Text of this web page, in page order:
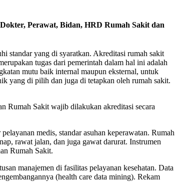
Perawat, Bidan, HRD Rumah Sakit dan
standar yang di syaratkan. Akreditasi rumah sakit
tugas dari pemerintah dalam hal ini adalah
mutu baik internal maupun eksternal, untuk
yang di pilih dan juga di tetapkan oleh rumah sakit.
Rumah Sakit wajib dilakukan akreditasi secara
medis, standar asuhan keperawatan. Rumah
rawat jalan, dan juga gawat darurat. Instrumen
Rumah Sakit.
manajemen di fasilitas pelayanan kesehatan. Data
(health care data mining). Rekam